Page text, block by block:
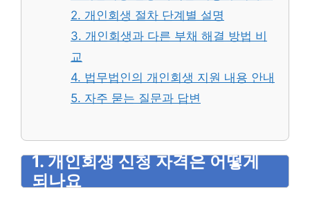
2. 개인회생 절차 단계별 설명
3. 개인회생과 다른 부채 해결 방법 비
교
4. 법무법인의 개인회생 지원 내용 안내
5. 자주 묻는 질문과 답변
1. 개인회생 신청 자격은 어떻게
되나요